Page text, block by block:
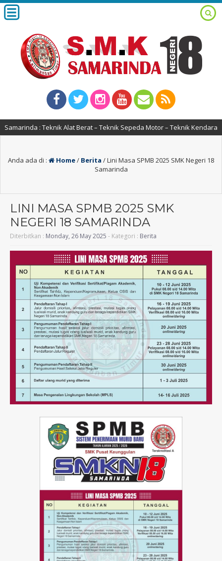
: Teknik Alat Berat – Teknik Sepeda Motor – Teknik Kendaraan
Anda ada di : Home/ Berita /Lini Masa SPMB 2025 SMK Negeri 18
Samarinda
LINI MASA SPMB 2025 SMK
NEGERI 18 SAMARINDA
Diterbitkan : Monday, 26 May 2025 - Kategori : Berita